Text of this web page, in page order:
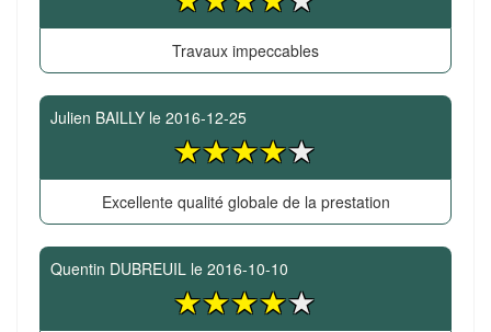
Travaux impeccables
Julien BAILLY le 2016-12-25
Excellente qualité globale de la prestation
Quentin DUBREUIL le 2016-10-10